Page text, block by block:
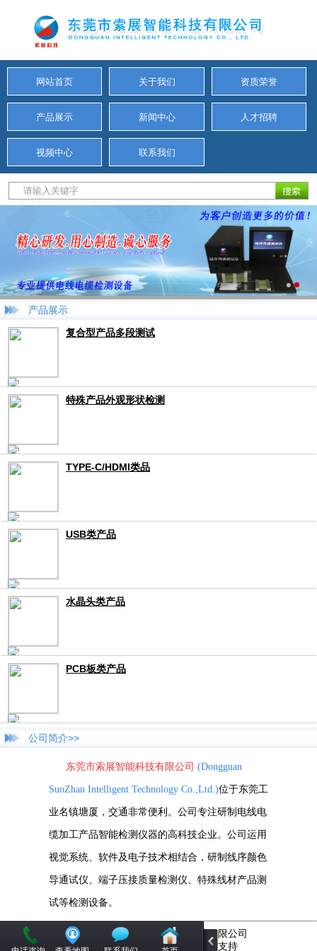
网站首页 关于我们 资质荣誉
产品展示 新闻中心 人才招聘
视频中心 联系我们
产品展示
复合型产品多段测试
特殊产品外观形状检测
TYPE-C/HDMI类品
USB类产品
水晶头类产品
PCB板类产品
公司简介>>
东莞市索展智能科技有限公司 (Dongguan
SuoZhan Intelligent Technology Co.,Ltd.)位于东莞工
业名镇塘厦，交通非常便利。公司专注研制电线电
缆加工产品智能检测仪器的高科技企业。公司运用
视觉系统、软件及电子技术相结合，研制线序颜色
导通试仪、端子压接质量检测仪、特殊线材产品测
试等检测设备。
版权所有© 东莞市索展智能科技有限公司
移动站建设：
飞翔信息 提供技术支持